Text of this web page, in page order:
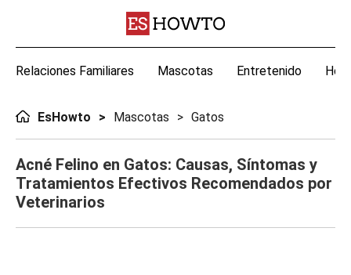
Relaciones Familiares Mascotas Entretenido
EsHowto Mascotas Gatos
Acné Felino en Gatos: Causas, Síntomas y
Tratamientos Efectivos Recomendados por
Veterinarios